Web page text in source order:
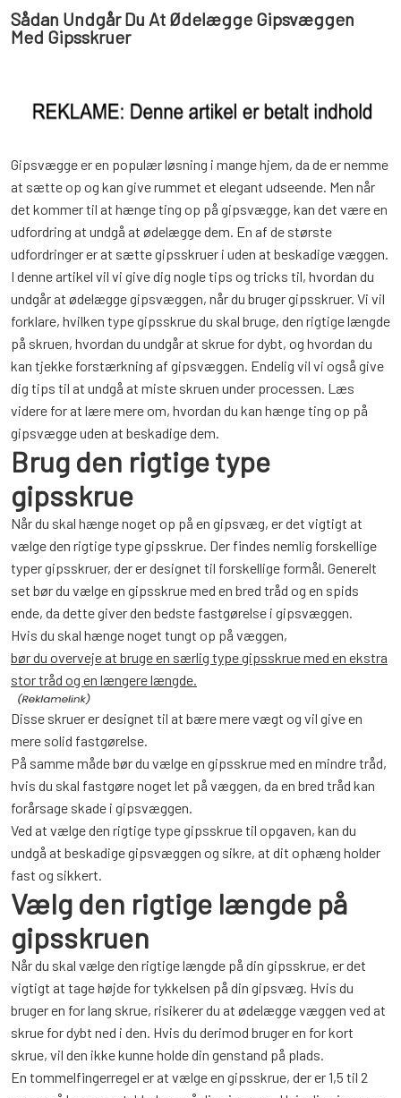
Sådan Undgår Du At Ødelægge Gipsvæggen
Med Gipsskruer
Gipsvægge er en populær løsning i mange hjem, da de er nemme
at sætte op og kan give rummet et elegant udseende. Men når
det kommer til at hænge ting op på gipsvægge, kan det være en
udfordring at undgå at ødelægge dem. En af de største
udfordringer er at sætte gipsskruer i uden at beskadige væggen.
I denne artikel vil vi give dig nogle tips og tricks til, hvordan du
undgår at ødelægge gipsvæggen, når du bruger gipsskruer. Vi vil
forklare, hvilken type gipsskrue du skal bruge, den rigtige længde
på skruen, hvordan du undgår at skrue for dybt, og hvordan du
kan tjekke forstærkning af gipsvæggen. Endelig vil vi også give
dig tips til at undgå at miste skruen under processen. Læs
videre for at lære mere om, hvordan du kan hænge ting op på
gipsvægge uden at beskadige dem.
Brug den rigtige type
gipsskrue
Når du skal hænge noget op på en gipsvæg, er det vigtigt at
vælge den rigtige type gipsskrue. Der findes nemlig forskellige
typer gipsskruer, der er designet til forskellige formål. Generelt
set bør du vælge en gipsskrue med en bred tråd og en spids
ende, da dette giver den bedste fastgørelse i gipsvæggen.
Hvis du skal hænge noget tungt op på væggen,
bør du overveje at bruge en særlig type gipsskrue med en ekstra
stor tråd og en længere længde.
Disse skruer er designet til at bære mere vægt og vil give en
mere solid fastgørelse.
På samme måde bør du vælge en gipsskrue med en mindre tråd,
hvis du skal fastgøre noget let på væggen, da en bred tråd kan
forårsage skade i gipsvæggen.
Ved at vælge den rigtige type gipsskrue til opgaven, kan du
undgå at beskadige gipsvæggen og sikre, at dit ophæng holder
fast og sikkert.
Vælg den rigtige længde på
gipsskruen
Når du skal vælge den rigtige længde på din gipsskrue, er det
vigtigt at tage højde for tykkelsen på din gipsvæg. Hvis du
bruger en for lang skrue, risikerer du at ødelægge væggen ved at
skrue for dybt ned i den. Hvis du derimod bruger en for kort
skrue, vil den ikke kunne holde din genstand på plads.
En tommelfingerregel er at vælge en gipsskrue, der er 1,5 til 2